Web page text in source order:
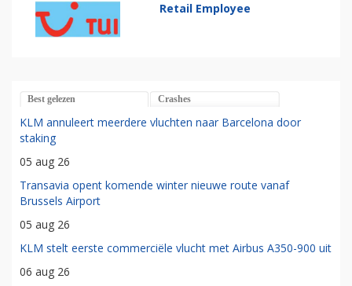
Retail Employee
Best gelezen Crashes
KLM annuleert meerdere vluchten naar Barcelona door
staking
05 aug 26
Transavia opent komende winter nieuwe route vanaf
Brussels Airport
05 aug 26
KLM stelt eerste commerciële vlucht met Airbus A350-900 uit
06 aug 26